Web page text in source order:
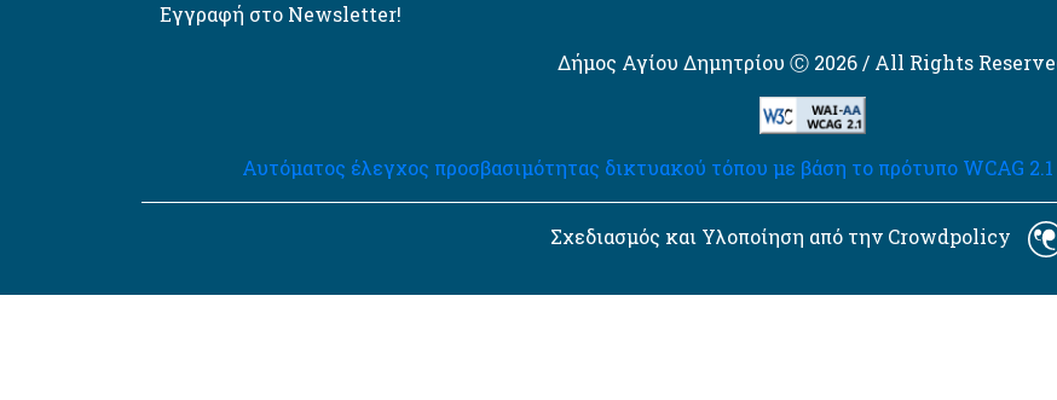
Εγγραφή στο Newsletter!
Δήμος Αγίου Δημητρίου Ⓒ 2026 / All Rights
Αυτόματος έλεγχος προσβασιμότητας δικτυακού τόπου με βάση το πρότυπο WCAG
Σχεδιασμός και Υλοποίηση από την Crowdpolicy